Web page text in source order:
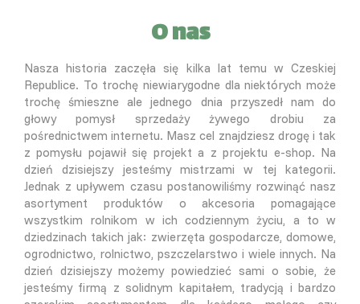
O nas
Nasza historia zaczęła się kilka lat temu w Czeskiej
Republice. To trochę niewiarygodne dla niektórych może
trochę śmieszne ale jednego dnia przyszedł nam do
głowy pomysł sprzedaży żywego drobiu za
pośrednictwem internetu. Masz cel znajdziesz drogę i tak
z pomysłu pojawił się projekt a z projektu e-shop. Na
dzień dzisiejszy jesteśmy mistrzami w tej kategorii.
Jednak z upływem czasu postanowiliśmy rozwinąć nasz
asortyment produktów o akcesoria pomagające
wszystkim rolnikom w ich codziennym życiu, a to w
dziedzinach takich jak: zwierzęta gospodarcze, domowe,
ogrodnictwo, rolnictwo, pszczelarstwo i wiele innych. Na
dzień dzisiejszy możemy powiedzieć sami o sobie, że
jesteśmy firmą z solidnym kapitałem, tradycją i bardzo